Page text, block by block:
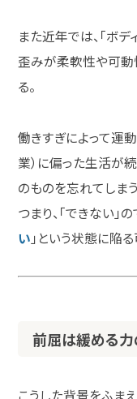
また近年では、「ボ
歪みが柔軟性や可動
る。
働きすぎによって運
業）に偏った生活が
のものを忘れてしまう
つまり、「できない」の
い 」という状態に陥
前屈は緩める
こうした背景をふま